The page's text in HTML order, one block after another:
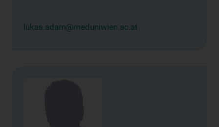
lukas.adam@meduniwien.ac.at